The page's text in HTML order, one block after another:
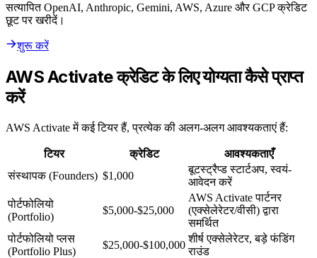
सत्यापित OpenAI, Anthropic, Gemini, AWS, Azure और GCP क्रेडिट
छूट पर खरीदें।
शुरू करें
AWS Activate क्रेडिट के लिए योग्यता कैसे प्राप्त
करें
AWS Activate में कई टियर हैं, प्रत्येक की अलग-अलग आवश्यकताएं हैं:
टियर क्रेडिट
आवश्यकताएँ
संस्थापक (Founders) $1,000
बूटस्ट्रैप्ड स्टार्टअप, स्वयं-
आवेदन करें
पोर्टफोलियो
(Portfolio)
$5,000-$25,000
AWS Activate पार्टनर
(एक्सेलेरेटर/वीसी) द्वारा
समर्थित
पोर्टफोलियो प्लस
(Portfolio Plus)
$25,000-$100,000
शीर्ष एक्सेलेरेटर, बड़े फंडिंग
राउंड